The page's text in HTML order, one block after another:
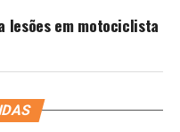
lesões em motociclista